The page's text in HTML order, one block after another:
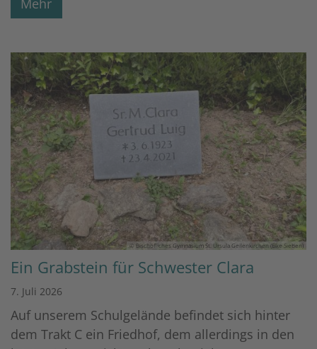
Mehr
© Bischöfliches Gymnasium St. Ursula Geilenkirchen (Elke Sieben)
Ein Grabstein für Schwester Clara
7. Juli 2026
Auf unserem Schulgelände befindet sich hinter
dem Trakt C ein Friedhof, dem allerdings in den